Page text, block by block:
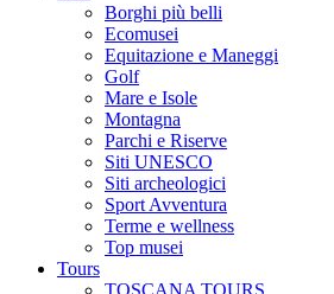
Borghi più belli
Ecomusei
Equitazione e Maneggi
Golf
Mare e Isole
Montagna
Parchi e Riserve
Siti UNESCO
Siti archeologici
Sport Avventura
Terme e wellness
Top musei
Tours